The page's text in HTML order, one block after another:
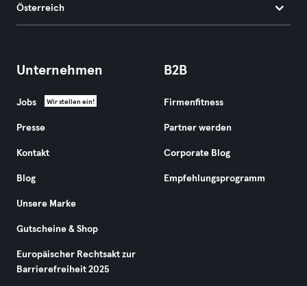
Österreich
Unternehmen
Jobs Wir stellen ein!
Presse
Kontakt
Blog
Unsere Marke
Gutscheine & Shop
Europäischer Rechtsakt zur
Barrierefreiheit 2025
B2B
Firmenfitness
Partner werden
Corporate Blog
Empfehlungsprogramm